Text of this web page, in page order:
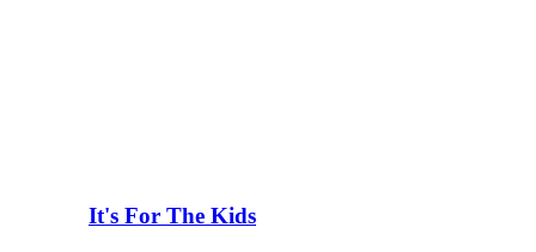
It's For The Kids